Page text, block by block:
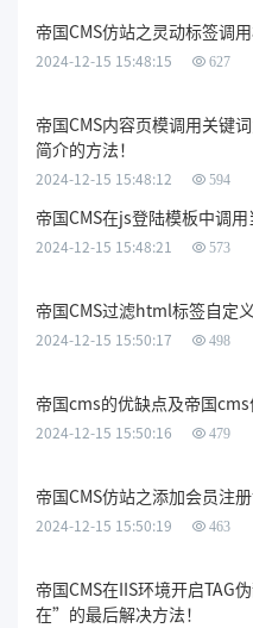
帝国CMS仿站之灵动标签调
2024-12-15 15:48:15 627
帝国CMS内容页模调用关键
简介的方法！
2024-12-15 15:48:12 594
帝国CMS在js登陆模板中调用
2024-12-15 15:48:21 573
帝国CMS过滤html标签自定
2024-12-15 15:50:17 498
帝国cms的优缺点及帝国
2024-12-15 15:50:16 479
帝国CMS仿站之添加会员注
2024-12-15 15:50:19 463
帝国CMS在IIS环境开启TAG
在”的最后解决方法！